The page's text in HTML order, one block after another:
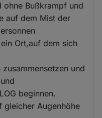
ohne Bußkrampf und
auf dem Mist der
Ort,auf dem sich
und
beginnen.
gleicher Augenhöhe